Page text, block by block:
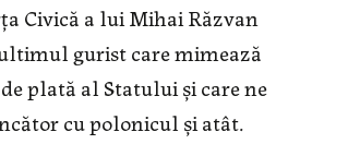
Civică a lui Mihai Răzvan
gurist care mimează
plată al Statului și care ne
cu polonicul și atât.